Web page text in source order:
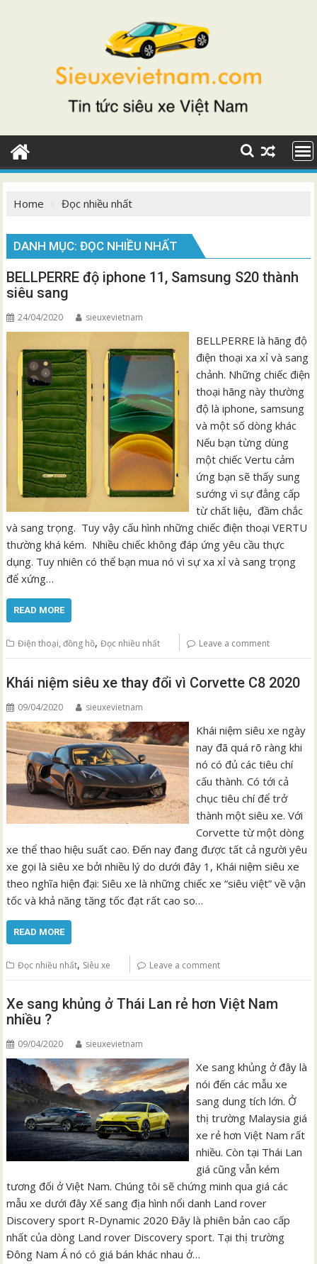
Home Đọc nhiều nhất
DANH MỤC:ĐỌC NHIỀU NHẤT
BELLPERRE độ iphone 11, Samsung S20 thành
siêu sang
24/04/2020 sieuxevietnam
BELLPERRE là hãng độ
điện thoại xa xỉ và sang
chảnh. Những chiếc điện
thoại hãng này thường
độ là iphone, samsung
và một số dòng khác
Nếu bạn từng dùng
một chiếc Vertu cảm
ứng bạn sẽ thấy sung
sướng vì sự đẳng cấp
từ chất liệu, đầm chắc
và sang trọng. Tuy vậy cấu hình những chiếc điện thoại VERTU
thường khá kém. Nhiều chiếc không đáp ứng yêu cầu thực
dụng. Tuy nhiên có thể bạn mua nó vì sự xa xỉ và sang trọng
để xứng…
READ MORE
Điện thoại, đồng hồ,Đọc nhiều nhất Leave a comment
Khái niệm siêu xe thay đổi vì Corvette C8 2020
09/04/2020 sieuxevietnam
Khái niệm siêu xe ngày
nay đã quá rõ ràng khi
nó có đủ các tiêu chí
cấu thành. Có tới cả
chục tiêu chí để trở
thành một siêu xe. Với
Corvette từ một dòng
xe thể thao hiệu suất cao. Đến nay đang được tất cả người yêu
xe gọi là siêu xe bởi nhiều lý do dưới đây 1, Khái niệm siêu xe
theo nghĩa hiện đại: Siêu xe là những chiếc xe “siêu việt” về vận
tốc và khả năng tăng tốc đạt rất cao so…
READ MORE
Đọc nhiều nhất, Siêu xe Leave a comment
Xe sang khủng ở Thái Lan rẻ hơn Việt Nam
nhiều ?
09/04/2020 sieuxevietnam
Xe sang khủng ở đây là
nói đến các mẫu xe
sang dung tích lớn. Ở
thị trường Malaysia giá
xe rẻ hơn Việt Nam rất
nhiều. Còn tại Thái Lan
giá cũng vẫn kém
tương đối ở Việt Nam. Chúng tôi sẽ chứng minh qua giá các
mẫu xe dưới đây Xế sang địa hình nổi danh Land rover
Discovery sport R-Dynamic 2020 Đây là phiên bản cao cấp
nhất của dòng Land rover Discovery sport. Tại thị trường
Đông Nam Á nó có giá bán khác nhau ở…